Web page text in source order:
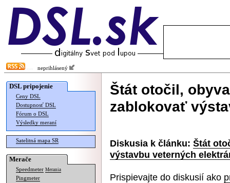
neprihlásený
DSL pripojenie
Ceny DSL
Dostupnosť DSL
Fórum o DSL
Výsledky meraní
Satelitná mapa SR
Merače
Speedmeter Merania
Pingmeter
Štát otočil,
zablokovať
Diskusia k článku: Štát
výstavbu veterných
Prispievajte do diskusií ako